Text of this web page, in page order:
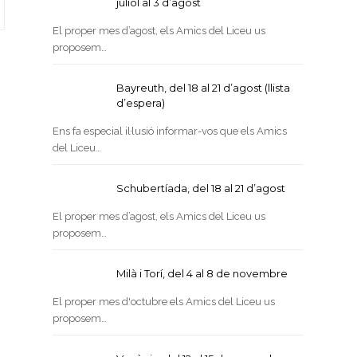
El proper mes d’agost, els Amics del Liceu us
proposem…
Bayreuth, del 18 al 21 d’agost (llista
d’espera)
Ens fa especial il·lusió informar-vos que els Amics
del Liceu…
Schubertíada, del 18 al 21 d’agost
El proper mes d’agost, els Amics del Liceu us
proposem…
Milà i Torí, del 4 al 8 de novembre
El proper mes d'octubre els Amics del Liceu us
proposem…